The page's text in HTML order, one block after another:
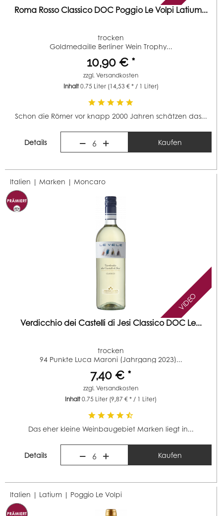
Roma Rosso Classico DOC Poggio Le Volpi Latium...
trocken
Goldmedaille Berliner Wein Trophy...
10,90 € *
zzgl.Versandkosten
Inhalt0.75 Liter (14,53 € * / 1 Liter)
Schon die Römer vor knapp 2000 Jahren schätzen das...
Details 6 Kaufen
Italien | Marken |Moncaro
VIDEO
Verdicchio dei Castelli di Jesi Classico DOC Le...
trocken
94 Punkte Luca Maroni (Jahrgang 2023)...
7,40 € *
zzgl.Versandkosten
Inhalt0.75 Liter (9,87 € * / 1 Liter)
Das eher kleine Weinbaugebiet Marken liegt in...
Details 6 Kaufen
Italien | Latium | Poggio Le Volpi